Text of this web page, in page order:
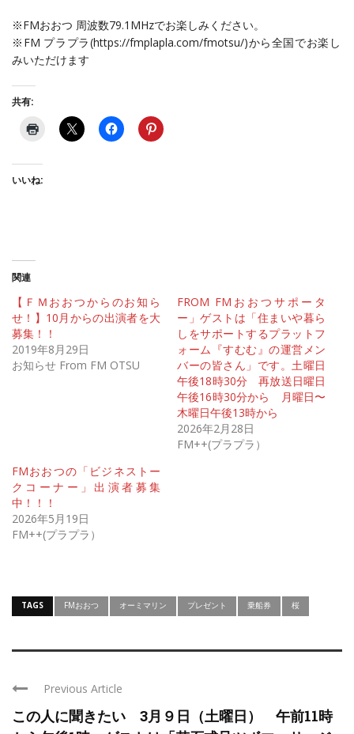
※FMおおつ 周波数79.1MHzでお楽しみください。
※FM プラプラ(https://fmplapla.com/fmotsu/)から全国でお楽し
みいただけます
共有:
いいね:
関連
【ＦＭおおつからのお知ら
せ！】10月からの出演者を大
募集！！
2019年8月29日
お知らせ From FM OTSU
FROM FMおおつサポータ
ー」ゲストは「住まいや暮ら
しをサポートするプラットフ
ォーム『すむむ』の運営メン
バーの皆さん」です。土曜日
午後18時30分 再放送日曜日
午後16時30分から 月曜日〜
木曜日午後13時から
2026年2月28日
FM++(プラプラ）
FMおおつの「ビジネストー
クコーナー」出演者募集
中！！！
2026年5月19日
FM++(プラプラ）
TAGS FMおおつ オーミマリン プレゼント 乗船券 桜
Previous Article
この人に聞きたい 3月９日（土曜日） 午前11時